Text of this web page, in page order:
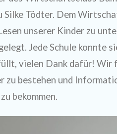
Silke Tödter. Dem
unserer Kinder zu
Jede Schule konnte
vielen Dank dafür! Wir
zu bestehen und
bekommen.